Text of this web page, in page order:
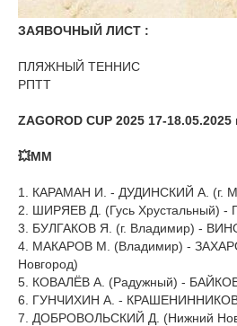
ЗАЯВОЧНЫЙ ЛИСТ :
ПЛЯЖНЫЙ ТЕННИС
РПТТ
ZAGOROD CUP 2025 17-18.05.2025
💥ММ
1. КАРАМАН И. - ДУДИНСКИЙ А. (г.
2. ШИРЯЕВ Д. (Гусь Хрустальный)
3. БУЛГАКОВ Я. (г. Владимир) -
4. МАКАРОВ М. (Владимир) -
Новгород)
5. КОВАЛЁВ А. (Радужный) -
6. ГУНЧИХИН А. - КРАШЕНИННИКОВ
7. ДОБРОВОЛЬСКИЙ Д. (Нижний